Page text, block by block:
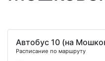
Автобус 10 (на
Расписание по маршруту